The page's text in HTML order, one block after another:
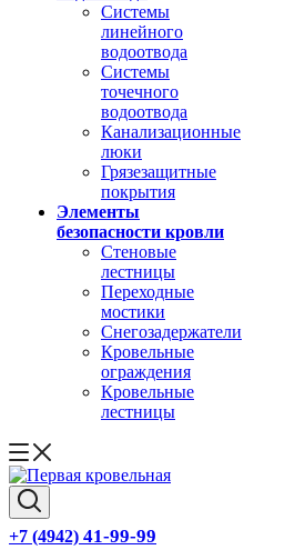
Системы
линейного
водоотвода
Системы
точечного
водоотвода
Канализационные
люки
Грязезащитные
покрытия
Элементы
безопасности кровли
Стеновые
лестницы
Переходные
мостики
Снегозадержатели
Кровельные
ограждения
Кровельные
лестницы
+7 (4942) 41-99-99